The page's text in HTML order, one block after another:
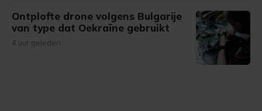
Ontplofte drone volgens Bulgarije
van type dat Oekraïne gebruikt
4 uur geleden